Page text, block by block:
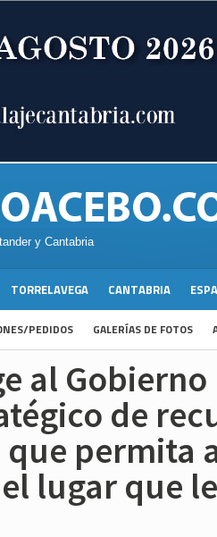
y Cantabria
TORRELAVEGA CANTABRIA
PEDIDOS GALERÍAS DE FOTOS
al
de
permita
lugar que